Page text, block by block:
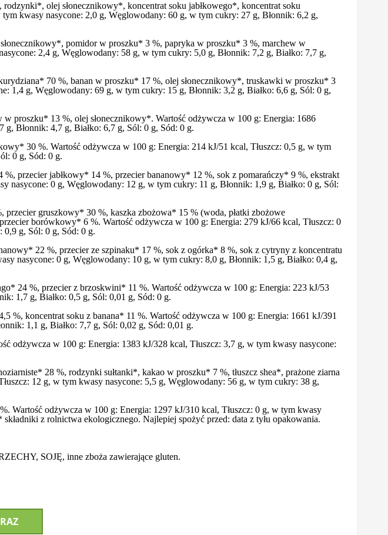
olej słonecznikowy*, koncentrat soku jabłkowego*, koncentrat soku
kwasy nasycone: 2,0 g, Węglowodany: 60 g, w tym cukry: 27 g, Błonnik: 6,2 g,
pomidor w proszku* 3 %, papryka w proszku* 3 %, marchew w
2,4 g, Węglowodany: 58 g, w tym cukry: 5,0 g, Błonnik: 7,2 g, Białko: 7,7 g,
70 %, banan w proszku* 17 %, olej słonecznikowy*, truskawki w proszku* 3
1,4 g, Węglowodany: 69 g, w tym cukry: 15 g, Błonnik: 3,2 g, Białko: 6,6 g, Sól: 0 g,
proszku* 13 %, olej słonecznikowy*. Wartość odżywcza w 100 g: Energia: 1686
Błonnik: 4,7 g, Białko: 6,7 g, Sól: 0 g, Sód: 0 g.
30 %. Wartość odżywcza w 100 g: Energia: 214 kJ/51 kcal, Tłuszcz: 0,5 g, w tym
0 g, Sód: 0 g.
przecier jabłkowy* 14 %, przecier bananowy* 12 %, sok z pomarańczy* 9 %, ekstrakt
0 g, Węglowodany: 12 g, w tym cukry: 11 g, Błonnik: 1,9 g, Białko: 0 g, Sól:
gruszkowy* 30 %, kaszka zbożowa* 15 % (woda, płatki zbożowe
borówkowy* 6 %. Wartość odżywcza w 100 g: Energia: 279 kJ/66 kcal, Tłuszcz: 0
g, Sól: 0 g, Sód: 0 g.
22 %, przecier ze szpinaku* 17 %, sok z ogórka* 8 %, sok z cytryny z koncentratu
nasycone: 0 g, Węglowodany: 10 g, w tym cukry: 8,0 g, Błonnik: 1,5 g, Białko: 0,4 g,
24 %, przecier z brzoskwini* 11 %. Wartość odżywcza w 100 g: Energia: 223 kJ/53
1,7 g, Białko: 0,5 g, Sól: 0,01 g, Sód: 0 g.
%, koncentrat soku z banana* 11 %. Wartość odżywcza w 100 g: Energia: 1661 kJ/391
1,1 g, Białko: 7,7 g, Sól: 0,02 g, Sód: 0,01 g.
w 100 g: Energia: 1383 kJ/328 kcal, Tłuszcz: 3,7 g, w tym kwasy nasycone:
28 %, rodzynki sułtanki*, kakao w proszku* 7 %, tłuszcz shea*, prażone ziarna
12 g, w tym kwasy nasycone: 5,5 g, Węglowodany: 56 g, w tym cukry: 38 g,
Wartość odżywcza w 100 g: Energia: 1297 kJ/310 kcal, Tłuszcz: 0 g, w tym kwasy
z rolnictwa ekologicznego. Najlepiej spożyć przed: data z tyłu opakowania.
SOJĘ, inne zboża zawierające gluten.